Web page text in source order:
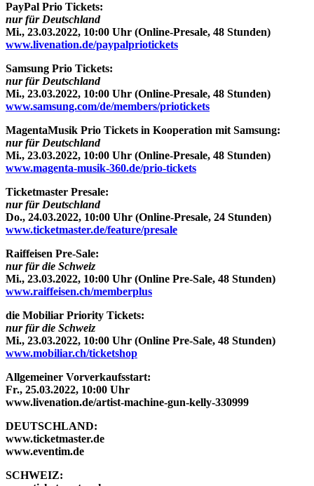
PayPal Prio Tickets:
nur für Deutschland
Mi., 23.03.2022, 10:00 Uhr (Online-Presale, 48 Stunden)
www.livenation.de/paypalpriotickets
Samsung Prio Tickets:
nur für Deutschland
Mi., 23.03.2022, 10:00 Uhr (Online-Presale, 48 Stunden)
www.samsung.com/de/members/priotickets
MagentaMusik Prio Tickets in Kooperation mit Samsung:
nur für Deutschland
Mi., 23.03.2022, 10:00 Uhr (Online-Presale, 48 Stunden)
www.magenta-musik-360.de/prio-tickets
Ticketmaster Presale:
nur für Deutschland
Do., 24.03.2022, 10:00 Uhr (Online-Presale, 24 Stunden)
www.ticketmaster.de/feature/presale
Raiffeisen Pre-Sale:
nur für die Schweiz
Mi., 23.03.2022, 10:00 Uhr (Online Pre-Sale, 48 Stunden)
www.raiffeisen.ch/memberplus
die Mobiliar Priority Tickets:
nur für die Schweiz
Mi., 23.03.2022, 10:00 Uhr (Online Pre-Sale, 48 Stunden)
www.mobiliar.ch/ticketshop
Allgemeiner Vorverkaufsstart:
Fr., 25.03.2022, 10:00 Uhr
www.livenation.de/artist-machine-gun-kelly-330999
DEUTSCHLAND:
www.ticketmaster.de
www.eventim.de
SCHWEIZ: